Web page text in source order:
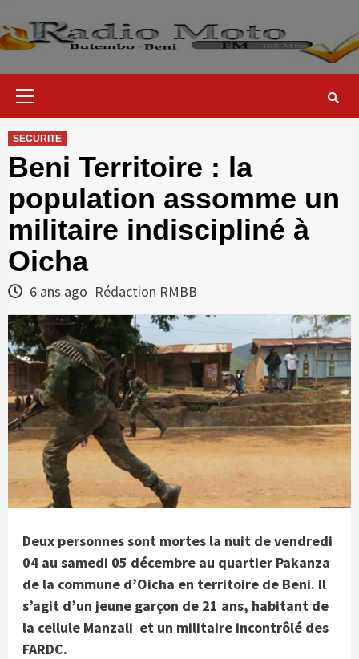
to
content
SECURITE
Beni Territoire : la
population assomme un
militaire indiscipliné à
Oicha
6 ans ago Rédaction RMBB
Deux personnes sont mortes la nuit de vendredi
04 au samedi 05 décembre au quartier Pakanza
de la commune d’Oicha en territoire de Beni. Il
s’agit d’un jeune garçon de 21 ans, habitant de
la cellule Manzali et un militaire incontrôlé des
FARDC.